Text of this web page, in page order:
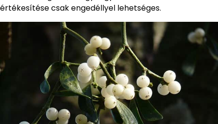
értékesítése csak engedéllyel lehetséges.